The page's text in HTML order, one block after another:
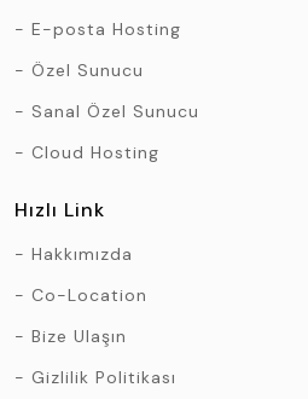
E-posta Hosting
Özel Sunucu
Sanal Özel Sunucu
Cloud Hosting
Hızlı Link
Hakkımızda
Co-Location
Bize Ulaşın
Gizlilik Politikası